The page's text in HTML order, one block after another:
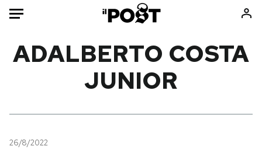
Mondo
Tecnologia
Libri
ADALBERTO COSTA
JUNIOR
26/8/2022